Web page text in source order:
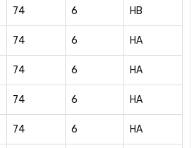
74 6 HB
74 6 HA
74 6 HA
74 6 HA
74 6 HA